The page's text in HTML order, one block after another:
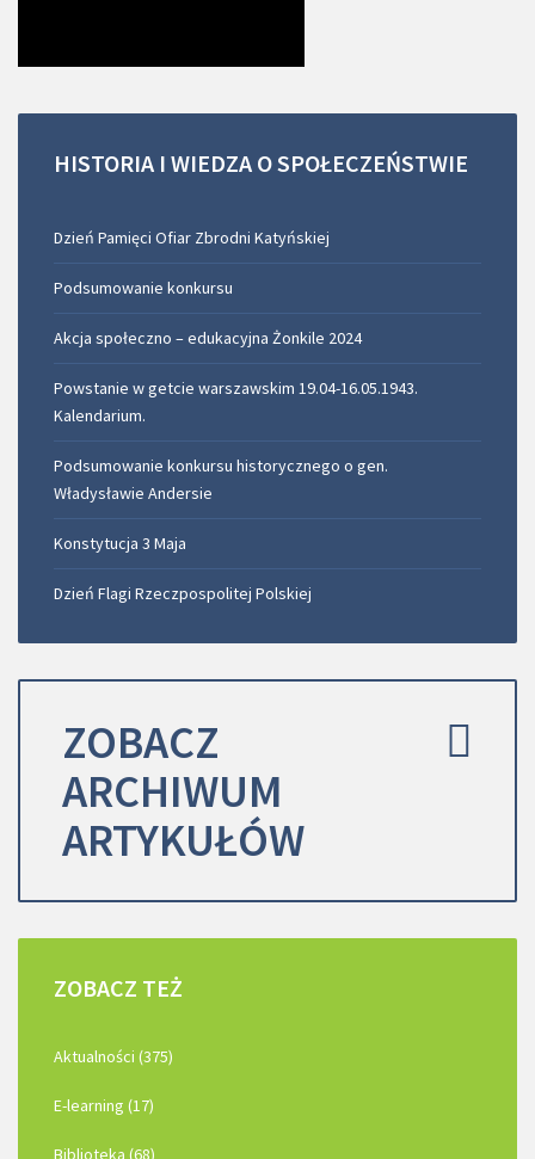
HISTORIA I WIEDZA OSPOŁECZEŃSTWIE
Dzień Pamięci Ofiar Zbrodni Katyńskiej
Podsumowanie konkursu
Akcja społeczno – edukacyjna Żonkile 2024
Powstanie w getcie warszawskim 19.04-16.05.1943.
Kalendarium.
Podsumowanie konkursu historycznego o gen.
Władysławie Andersie
Konstytucja 3 Maja
Dzień Flagi Rzeczpospolitej Polskiej
ZOBACZ
ARCHIWUM
ARTYKUŁÓW
ZOBACZ TEŻ
Aktualności (375)
E-learning (17)